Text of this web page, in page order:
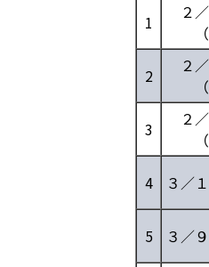
1
２
2
２
3
２
4 ３／
5 ３／